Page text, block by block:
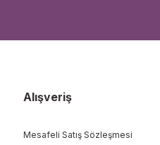
Alışveriş
Mesafeli Satış Sözleşmesi